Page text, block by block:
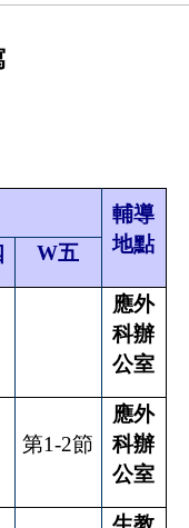
輔導
地點
W五
應外
科辦
公室
第1-2節
應外
科辦
公室